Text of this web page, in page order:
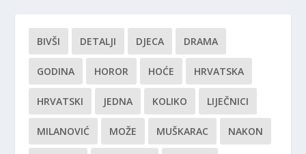
BIVŠI DETALJI DJECA DRAMA
GODINA HOROR HOĆE HRVATSKA
HRVATSKI JEDNA KOLIKO LIJEČNICI
MILANOVIĆ MOŽE MUŠKARAC NAKON